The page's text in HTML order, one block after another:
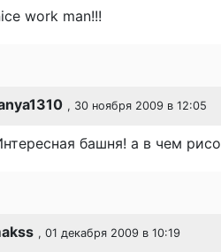
work man!!!
, 30 ноября 2009 в 12:05
башня! а в чем
, 01 декабря 2009 в 10:19